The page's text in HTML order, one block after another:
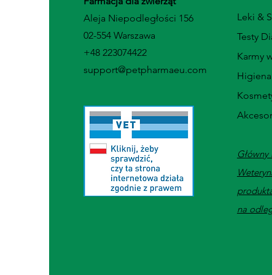
Aleja Niepodległości 156
02-554 Warszawa
+48 223074422
support@petpharmaeu.com
Leki &
Testy
Karmy
na